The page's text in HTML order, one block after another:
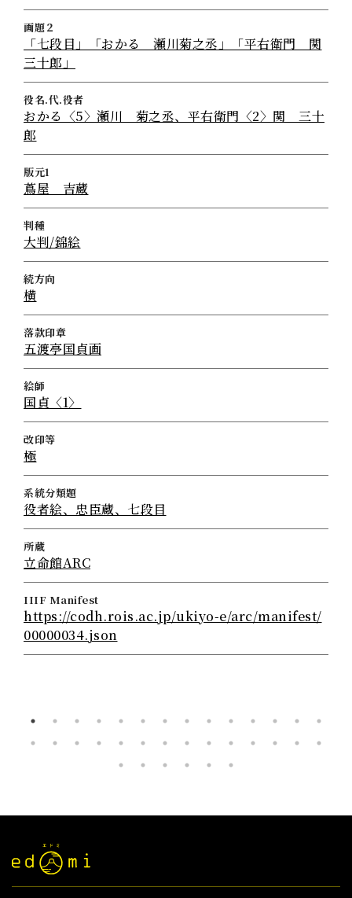
画題２
「七段目」「おかる 瀬川菊之丞」「平右衛門 関
三十郎」
役名.代.役者
おかる〈5〉瀬川 菊之丞、平右衛門〈2〉関 三十
郎
版元1
蔦屋 吉蔵
判種
大判/錦絵
続方向
横
落款印章
五渡亭国貞画
絵師
国貞〈1〉
改印等
極
系統分類題
役者絵、忠臣蔵、七段目
所蔵
立命館ARC
IIIF Manifest
https://codh.rois.ac.jp/ukiyo-e/arc/manifest/
00000034.json